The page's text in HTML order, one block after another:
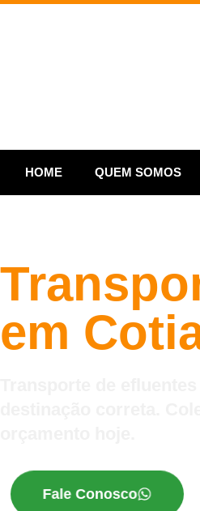
HOME QUEM SOMOS
em
Fale Conosco